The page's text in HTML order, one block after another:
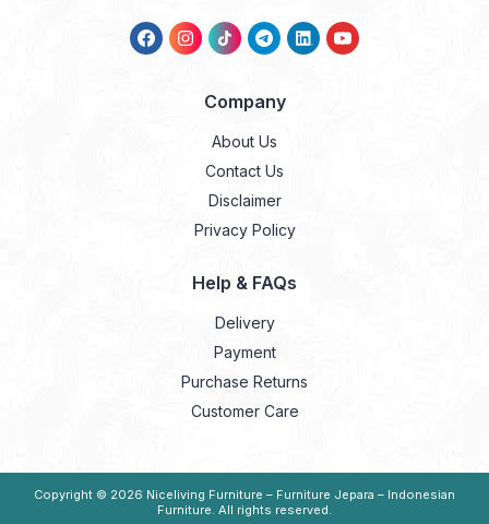
Company
About Us
Contact Us
Disclaimer
Privacy Policy
Help & FAQs
Delivery
Payment
Purchase Returns
Customer Care
Copyright © 2026 Niceliving Furniture – Furniture Jepara – Indonesian
Furniture. All rights reserved.